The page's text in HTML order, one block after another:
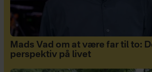
Mads Vad om at være far til to:
perspektiv på livet